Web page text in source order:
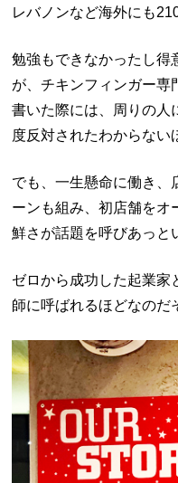
レバノンなど海外にも
勉強もできなかったし得
が、チキンフィンガー専
書いた際には、周りの人
度反対されたわからない
でも、一生懸命に働き、
ーンも組み、初店舗をオ
鮮さが話題を呼びあっと
ゼロから成功した起業家
師に呼ばれるほどなのだ